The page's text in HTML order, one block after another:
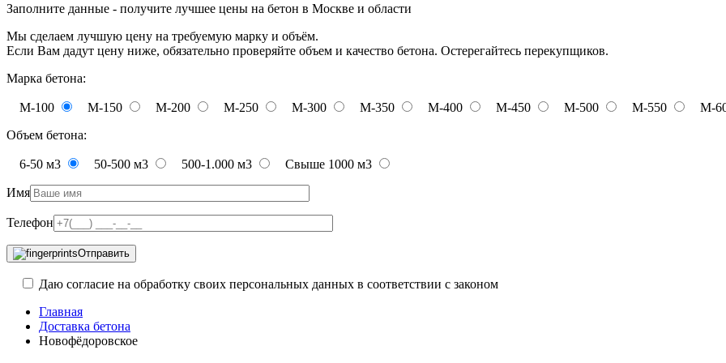
Заполните данные - получите лучшее цены на бетон в Москве и области
Мы сделаем лучшую цену на требуемую марку и объём.
Если Вам дадут цену ниже, обязательно проверяйте объем и качество бетона. Остерегайтесь перекупщиков.
Марка бетона:
М-100 М-150 М-200 М-250 М-300 М-350 М-400 М-450 М-500 М-550
М-
Объем бетона:
6-50 м3 50-500 м3 500-1.000 м3 Свыше 1000 м3
Имя
Телефон
Отправить
Даю согласие на обработку своих персональных данных в соответствии с законом
Главная
Доставка бетона
Новофёдоровское